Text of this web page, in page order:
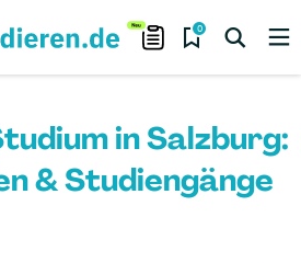
0
in Salzburg:
& Studiengänge